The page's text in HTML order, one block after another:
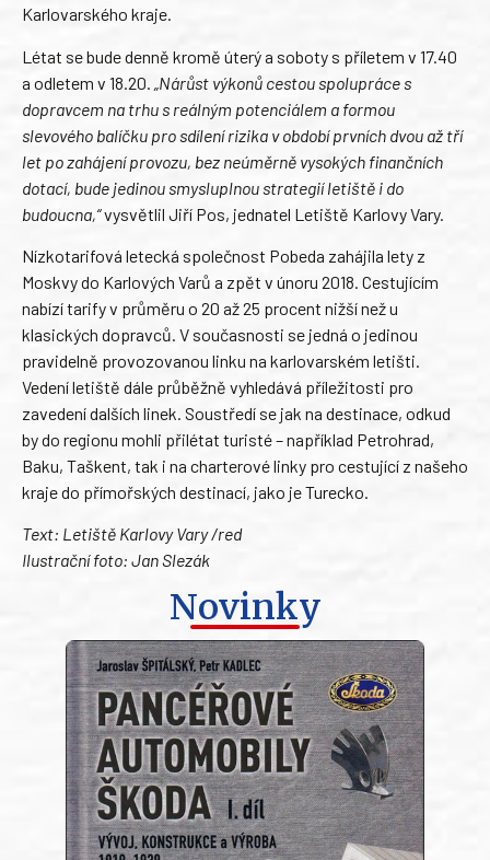
Karlovarského kraje.
Létat se bude denně kromě úterý a soboty s příletem v 17.40
a odletem v 18.20.
„Nárůst výkonů cestou spolupráce s
dopravcem na trhu s reálným potenciálem a formou
slevového balíčku pro sdílení rizika v období prvních dvou až tří
let po zahájení provozu, bez neúměrně vysokých finančních
dotací, bude jedinou smysluplnou strategií letiště i do
budoucna,“vysvětlil Jiří Pos, jednatel Letiště Karlovy Vary.
Nízkotarifová letecká společnost Pobeda zahájila lety z
Moskvy do Karlových Varů a zpět v únoru 2018. Cestujícím
nabízí tarify v průměru o 20 až 25 procent nižší než u
klasických dopravců. V současnosti se jedná o jedinou
pravidelně provozovanou linku na karlovarském letišti.
Vedení letiště dále průběžně vyhledává příležitosti pro
zavedení dalších linek. Soustředí se jak na destinace, odkud
by do regionu mohli přilétat turisté – například Petrohrad,
Baku, Taškent, tak i na charterové linky pro cestující z našeho
kraje do přímořských destinací, jako je Turecko.
Text: Letiště Karlovy Vary/red
Ilustrační foto: Jan Slezák
Novinky